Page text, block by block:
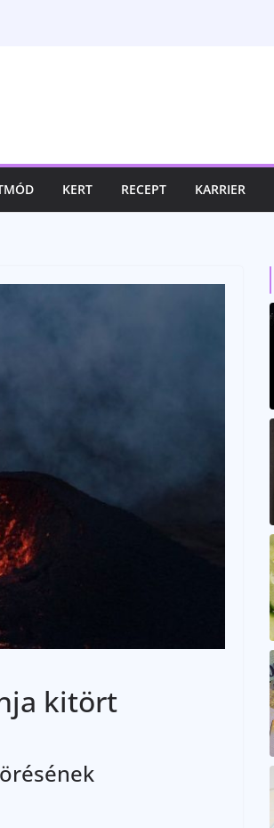
KERT RECEPT KARRIER
kitört